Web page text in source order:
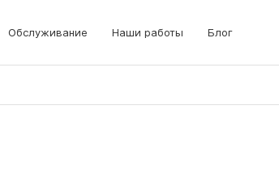
Обслуживание Наши работы Блог